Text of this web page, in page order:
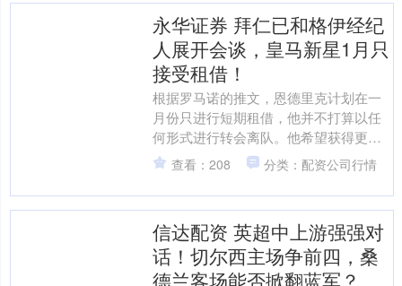
永华证券 拜仁已和格伊经纪
人展开会谈，皇马新星1月只
接受租借！
根据罗马诺的推文，恩德里克计划在一
月份只进行短期租借，他并不打算以任
何形式进行转会离队。他希望获得更多
比赛时间，在世界杯前提升自己。 据报
道，卡瓦哈尔、阿诺德、....
查看：208 分类：配资公司行情
信达配资 英超中上游强强对
话！切尔西主场争前四，桑
德兰客场能否掀翻蓝军？